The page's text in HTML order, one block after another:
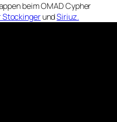
beim OMAD Cypher
StockingerundSiriuz.